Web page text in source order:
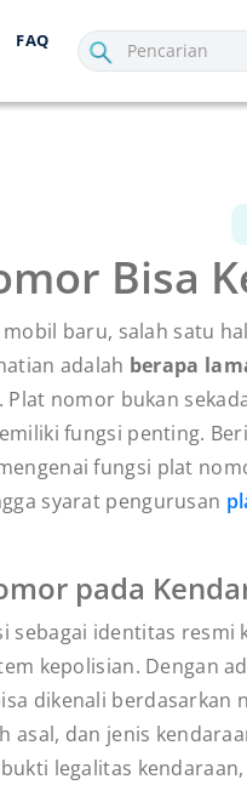
FAQ
Bisa
baru, salah satu
adalah berapa
. Plat nomor bukan
fungsi penting.
fungsi plat
syarat pengurusan
pada
sebagai identitas resmi
kepolisian. Dengan
dikenali berdasarkan
asal, dan jenis
legalitas kendaraan,